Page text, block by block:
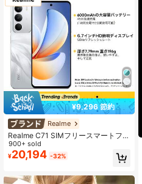
¥9,296 節約
Realme
Realme C71 SIMフリースマートフォ
ン 6GB+128GB/8GB+256GB グロー
バル版 4G LTE、Android 15、50MP
AIカメラ、120Hzディスプレイ、60
充電、オクタコアチップ、アダプタ
900+ sold
¥20,194 -32%